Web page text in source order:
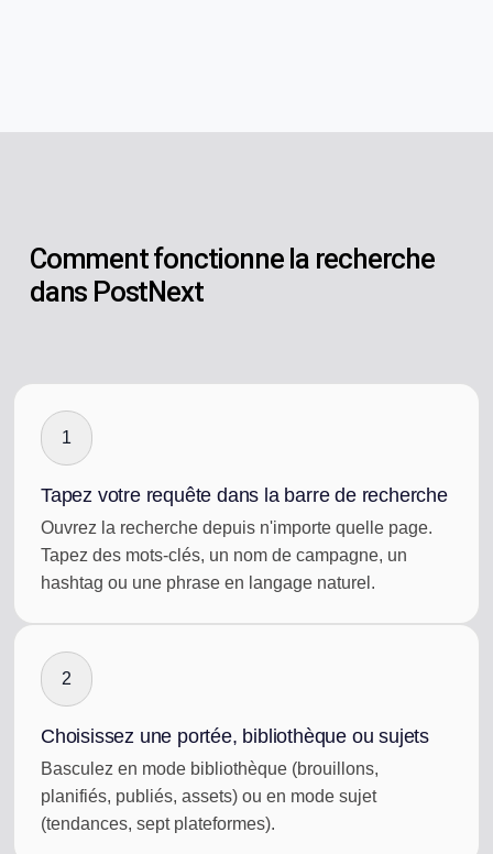
Comment fonctionne la recherche
dans PostNext
1
Tapez votre requête dans la barre de recherche
Ouvrez la recherche depuis n'importe quelle page.
Tapez des mots-clés, un nom de campagne, un
hashtag ou une phrase en langage naturel.
2
Choisissez une portée, bibliothèque ou sujets
Basculez en mode bibliothèque (brouillons,
planifiés, publiés, assets) ou en mode sujet
(tendances, sept plateformes).